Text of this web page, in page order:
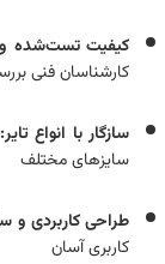
کیفیت تست‌شده و
کارشناسان فنی
سازگار با انواع تایر:
سایزهای مختلف
طراحی کاربردی و
کاربری آسان